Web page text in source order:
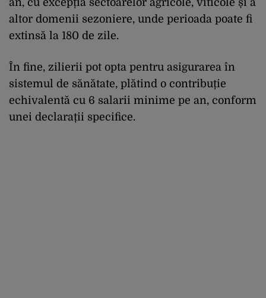
altor domenii sezoniere, unde perioada poate fi
extinsă la 180 de zile.
În fine, zilierii pot opta pentru asigurarea în
sistemul de sănătate, plătind o contribuție
echivalentă cu 6 salarii minime pe an, conform
unei declarații specifice.